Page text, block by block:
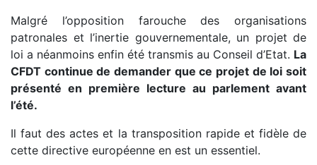
Malgré l’opposition farouche des organisations
patronales et l’inertie gouvernementale, un projet de
loi a néanmoins enfin été transmis au Conseil d’Etat. La
CFDT continue de demander que ce projet de loi soit
présenté en première lecture au parlement avant
l’été.
Il faut des actes et la transposition rapide et fidèle de
cette directive européenne en est un essentiel.